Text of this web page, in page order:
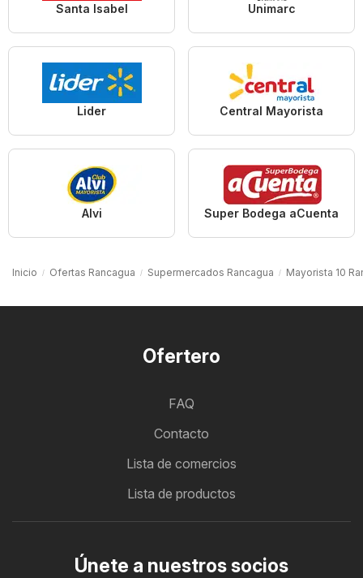
Santa Isabel Unimarc
Lider Central Mayorista
Alvi Super Bodega aCuenta
Inicio Ofertas Rancagua Supermercados Rancagua Mayorista 10
Ofertero
FAQ
Contacto
Lista de comercios
Lista de productos
Únete a nuestros socios